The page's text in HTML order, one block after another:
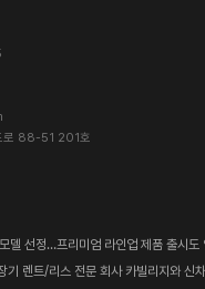
의 서비스 이용에 대한 통계
기간
및 이용목적이 달성된 후에는 해당
규정에 의하여 보존할 필요가 있는
기록
로 88-51 201호
델 선정…프리미엄 라인업 제품 출시도